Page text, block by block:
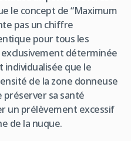
le concept de “Maximum
pas un chiffre
pour tous les
déterminée
individualisée que le
de la zone donneuse
préserver sa santé
un prélèvement excessif
de la nuque.